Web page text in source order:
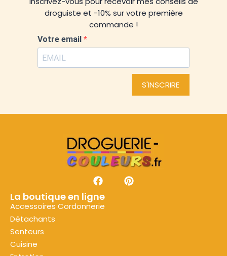
droguiste et -10% sur votre première
commande !
Votre email
S'INSCRIRE
La boutique en ligne
Accessoires Cordonnerie
Détachants
Senteurs
Cuisine